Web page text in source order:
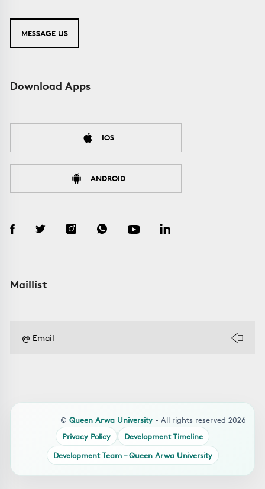
MESSAGE US
Download Apps
IOS
ANDROID
Maillist
© Queen Arwa University - All rights reserved 2026
Privacy Policy
Development Timeline
Development Team – Queen Arwa University